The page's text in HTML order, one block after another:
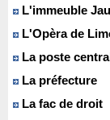
L'immeuble
L'Opèra de
La poste
La préfecture
La fac de droit